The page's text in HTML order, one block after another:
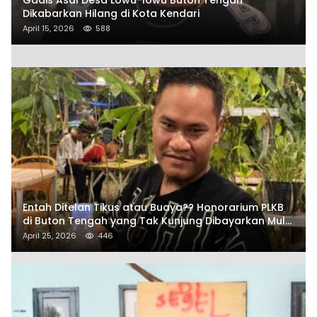
Dikabarkan Hilang di Kota Kendari
April 15, 2026 588
Entah Ditelan Tikus atau Buaya?? Honorarium PLKB
di Buton Tengah yang Tak Kunjung Dibayarkan Mulai
Disorot SAMURAIS
April 25, 2026 446